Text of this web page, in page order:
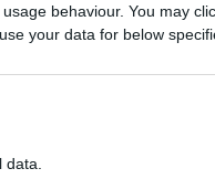
behaviour. You may
your data for below
az
a
férfi
a nap